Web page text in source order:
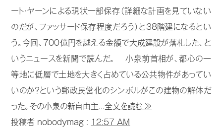
ート・ヤーンによる現状一部保存（詳細な計画を見ていない
のだが、ファッサード保存程度だろう）と38階建になるとい
う。今回、700億円を越える金額で大成建設が落札した、と
いうニュースを新聞で読んだ。 小泉前首相が、都心の一
等地に低層で土地を大きく占めている公共物件があってい
いのか？という郵政民営化のシンボルがこの建物の解体だ
った。その小泉の新自由主...全文を読む ≫
投稿者 nobodymag : 12:57 AM